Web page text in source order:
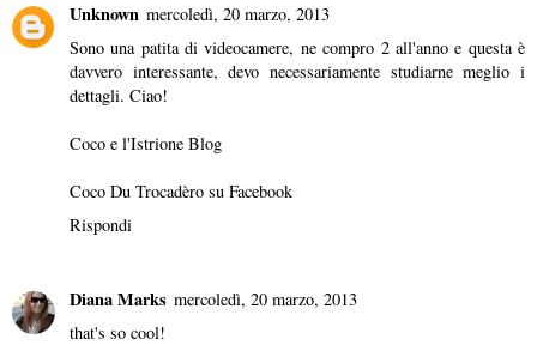
Unknown mercoledì, 20 marzo, 2013
Sono una patita di videocamere, ne compro 2 all'anno e questa è
davvero interessante, devo necessariamente studiarne meglio i
dettagli. Ciao!
Coco e l'Istrione Blog
Coco Du Trocadèro su Facebook
Rispondi
Diana Marks mercoledì, 20 marzo, 2013
that's so cool!